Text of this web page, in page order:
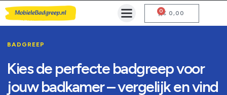
€ 0,00
0
BADGREEP
Kies de perfecte badgreep voor
jouw badkamer – vergelijk en vind